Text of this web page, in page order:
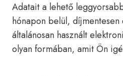
Adatait a lehető
hónapon belül, díjmentesen
általánosan használt
olyan formában, amit Ön